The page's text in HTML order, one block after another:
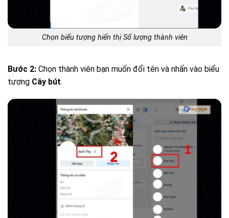
Chọn biểu tượng hiển thị Số lượng thành viên
Bước 2: Chọn thành viên bạn muốn đổi tên và nhấn vào biểu
tượng Cây bút.